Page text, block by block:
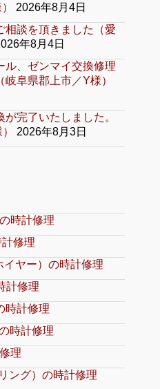
2026年8月4日
相談を頂きました（愛
年8月4日
ル、ゼンマイ交換修理
阜県郡上市／Y様）
完了いたしました。
2026年8月3日
時計修理
修理
ヤー）の時計修理
計修理
時計修理
時計修理
理
ング）の時計修理